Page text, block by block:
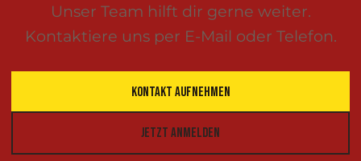
Unser Team hilft dir gerne weiter.
Kontaktiere uns per E-Mail oder Telefon.
KONTAKT AUFNEHMEN
JETZT ANMELDEN